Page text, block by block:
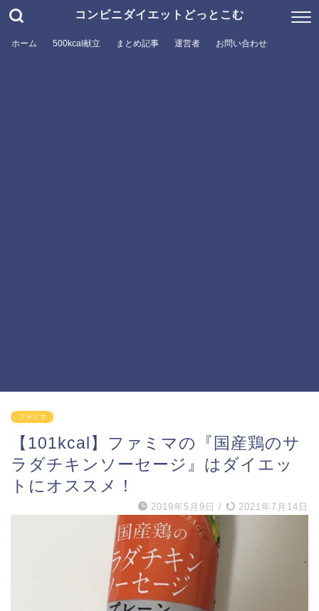
コンビニダイエットどっとこむ
ホーム 500kcal献立 まとめ記事 運営者 お問い合わせ
ファミマ
【101kcal】ファミマの『国産鶏のサ
ラダチキンソーセージ』はダイエッ
トにオススメ！
2019年5月9日 / 2021年7月14日